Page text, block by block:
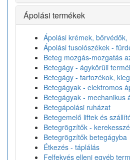
Ápolási termékek
Ápolási krémek, bőrvédők,
Ápolási tusolószékek -
Beteg mozgás-mozgatás
Betegágy - ágykörüli
Betegágy - tartozékok,
Betegágyak - elektromos
Betegágyak - mechanikus
Betegápolási ruházat
Betegemelő liftek és
Betegrögzítők -
Betegrögzítők betegágyba
Étkezés - táplálás
Felfekvés elleni egyéb